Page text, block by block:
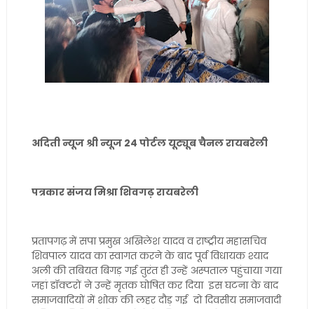
अदिती न्यूज श्री न्यूज 24 पोर्टल यूट्यूब चैनल रायबरेली
पत्रकार संजय मिश्रा शिवगढ़ रायबरेली
प्रतापगढ़ में सपा प्रमुख अखिलेश यादव व राष्ट्रीय महासचिव
शिवपाल यादव का स्वागत करने के बाद पूर्व विधायक श्याद
अली की तबियत बिगड़ गई तुरंत ही उन्हें अस्पताल पहुंचाया गया
जहां डॉक्टरों ने उन्हें मृतक घोषित कर दिया इस घटना के बाद
समाजवादियों में शोक की लहर दौड़ गई दो दिवसीय समाजवादी